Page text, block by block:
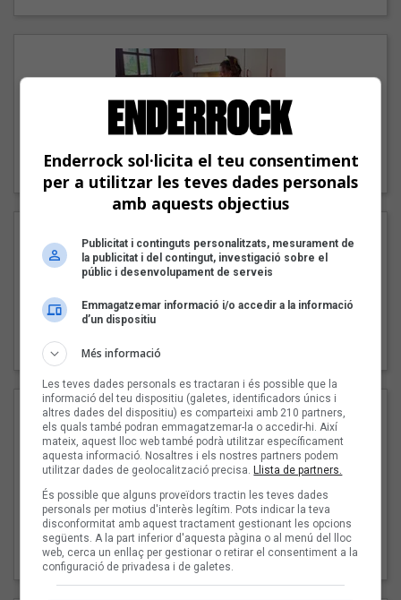
"Lo bueno y lo malo"
Carmen y María
Pep Álvarez amb Joan Muntaner (Xanguito)
"Les cabres"
94 Rules amb Compte
Enderrock sol·licita el teu consentiment
per a utilitzar les teves dades personals
amb aquests objectius
Publicitat i continguts personalitzats, mesurament de
la publicitat i del contingut, investigació sobre el
públic i desenvolupament de serveis
Emmagatzemar informació i/o accedir a la informació
d’un dispositiu
Més informació
Les teves dades personals es tractaran i és possible que la
informació del teu dispositiu (galetes, identificadors únics i
altres dades del dispositiu) es comparteixi amb 210 partners,
els quals també podran emmagatzemar-la o accedir-hi. Així
mateix, aquest lloc web també podrà utilitzar específicament
aquesta informació. Nosaltres i els nostres partners podem
utilitzar dades de geolocalització precisa.Llista de partners.
És possible que alguns proveïdors tractin les teves dades
personals per motius d'interès legítim. Pots indicar la teva
disconformitat amb aquest tractament gestionant les opcions
següents. A la part inferior d'aquesta pàgina o al menú del lloc
web, cerca un enllaç per gestionar o retirar el consentiment a la
configuració de privadesa i de galetes.